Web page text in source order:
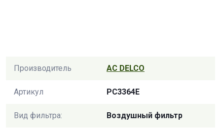
Производитель AC DELCO
Артикул PC3364E
Вид фильтра: Воздушный фильтр